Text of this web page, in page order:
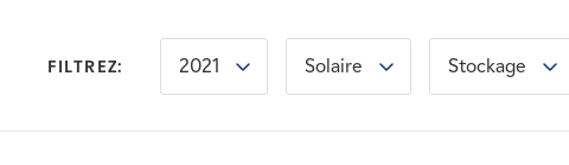
FILTREZ: 2021 Solaire Stockage